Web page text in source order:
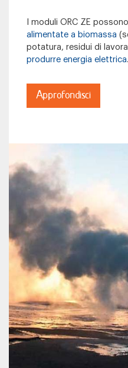
I moduli ORC ZE
alimentate a biomassa
potatura, residui di
produrre energia elettrica.
Approfondisci